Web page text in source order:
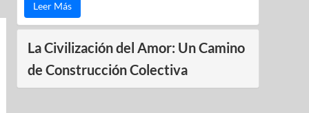
Leer Más
La Civilización del Amor: Un Camino
de Construcción Colectiva